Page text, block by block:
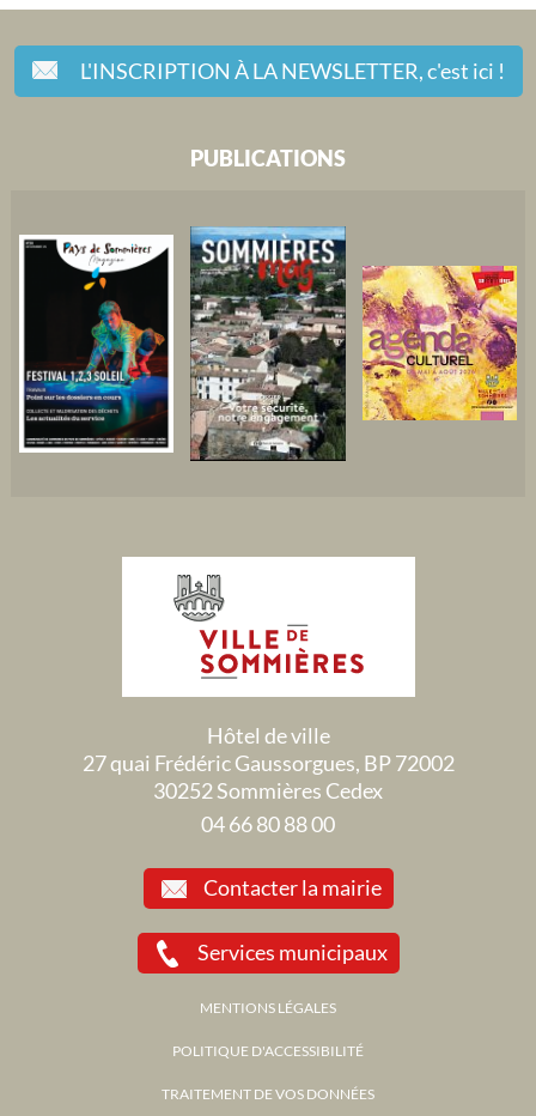
L'INSCRIPTION À LA NEWSLETTER,c'est ici !
PUBLICATIONS
Hôtel de ville
27 quai Frédéric Gaussorgues, BP 72002
30252 Sommières Cedex
04 66 80 88 00
Contacter la mairie
Services municipaux
MENTIONS LÉGALES
POLITIQUE D'ACCESSIBILITÉ
TRAITEMENT DE VOS DONNÉES